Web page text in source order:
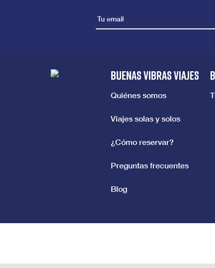
BUENAS VIBRAS VIAJES
Quiénes somos
Viajes solas y solos
¿Cómo reservar?
Preguntas frecuentes
Blog